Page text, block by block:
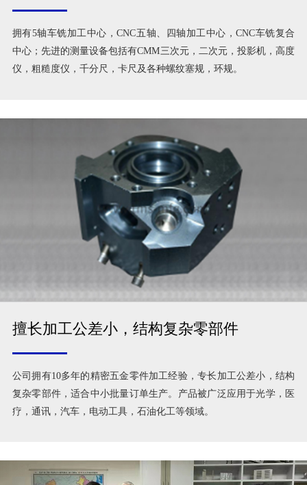
拥有5轴车铣加工中心，CNC五轴、四轴加工中心，CNC车铣复合
中心；先进的测量设备包括有CMM三次元，二次元，投影机，高度
仪，粗糙度仪，千分尺，卡尺及各种螺纹塞规，环规。
擅长加工公差小，结构复杂零部件
公司拥有10多年的精密五金零件加工经验，专长加工公差小，结构
复杂零部件，适合中小批量订单生产。产品被广泛应用于光学，医
疗，通讯，汽车，电动工具，石油化工等领域。